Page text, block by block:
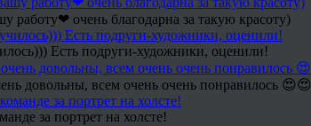
работу❤ очень благодарна за такую красоту)
Есть подруги-художники, оценили!
довольны, всем очень очень понравилось 😍😍
за портрет на холсте!